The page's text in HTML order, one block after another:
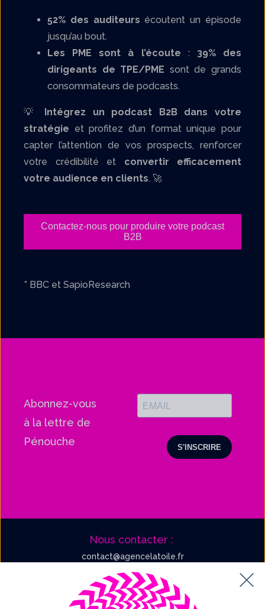
52% des auditeurs écoutent un épisode
jusqu’au bout.
Les PME sont à l’écoute : 39% des
dirigeants de TPE/PME sont de grands
consommateurs de podcasts.
💡 Intégrez un podcast B2B dans votre
stratégie et profitez d’un format unique pour
capter l’attention de vos prospects, renforcer
votre crédibilité et convertir efficacement
votre audience en clients. 🚀
Contactez-nous pour produire votre podcast
B2B
* BBC et SapioResearch
Abonnez-vous
à la lettre de
Pénouche
Nous contacter :
contact@agencelatoile.fr
55 rue la Boétie, 75008 Paris.